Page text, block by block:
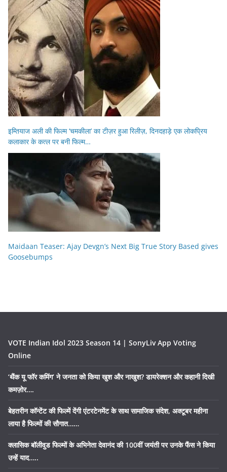
इम्तियाज अली की फिल्म ‘चमकीला’ का टीज़र हुआ रिलीज़, दिनदहाड़े एक लोकप्रिय
कलाकार के कत्ल पर बनी फिल्म…
Maidaan Teaser: Ajay Devgn’s Next Big True Story Based gives
Goosebumps
VOTE Indian Idol 2023 Season 14 | SonyLiv App Voting
Online
‘थैंक यू फॉर कमिंग’ ने जनता को किया खुश और नाखुश? डायरेक्शन और कहानी दिखी
कमज़ोर….
बेहतरीन कॉन्टेंट की फिल्में देंगी एंटरटेनमेंट के साथ सामाजिक संदेश, अक्टूबर महीना
लाया है फिल्मों की सौगात……
क्लासिक बॉलीवुड फिल्मों के अभिनेता देवानंद की 100वीं जयंती पर उनके फैंस ने किया
उन्हें याद…..